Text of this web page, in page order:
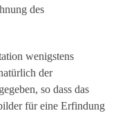
des
wenigstens
der
so dass das
für eine Erfindung